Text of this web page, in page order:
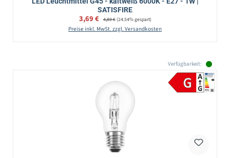
SATISFIRE
Verkaufspreis:
3,69 € Regulärer Preis:
4,89 €(24.54% gespart)
Preise inkl. MwSt. zzgl. Versandkosten
Verfügbarkeit: